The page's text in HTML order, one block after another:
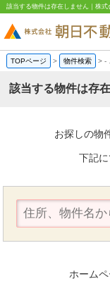
該当する物件は存在しません｜株式
TOPページ > 物件検索 >-
該当する物件は存
お探しの物
下記に
ホーム